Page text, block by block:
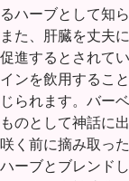
ハーブとして知
た、肝臓を丈夫
進するとされて
ンを飲用するこ
られます。バー
のとして神話に
く前に摘み取っ
ーブとブレンド